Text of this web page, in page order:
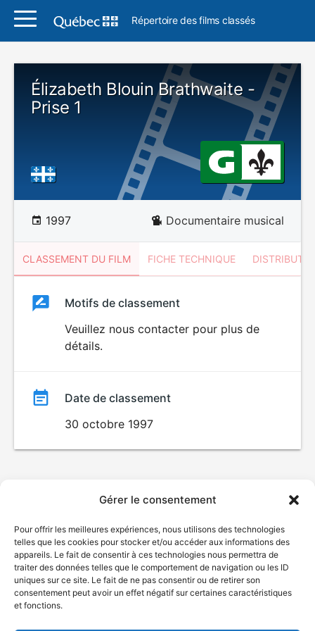
Gérer le consentement
Pour offrir les meilleures expériences, nous utilisons des technologies
telles que les cookies pour stocker et/ou accéder aux informations des
appareils. Le fait de consentir à ces technologies nous permettra de
traiter des données telles que le comportement de navigation ou les ID
uniques sur ce site. Le fait de ne pas consentir ou de retirer son
consentement peut avoir un effet négatif sur certaines caractéristiques
et fonctions.
Répertoire des films classés
Élizabeth Blouin Brathwaite -
Prise 1
1997 Documentaire musical
CLASSEMENT DU FILM FICHE TECHNIQUE
ClassementClassement
Motifs de classement
Veuillez nous contacter pour plus de
détails.
Date de classement
30 octobre 1997